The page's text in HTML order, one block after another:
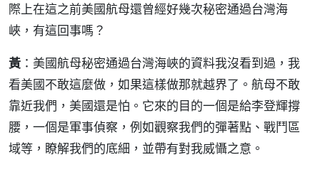
際上在這之前美國航母還曾經好幾次秘密通過台灣海
峽，有這回事嗎？
黃 ：美國航母秘密通過台灣海峽的資料我沒看到過，我
看美國不敢這麼做，如果這樣做那就越界了。航母不敢
靠近我們，美國還是怕。它來的目的一個是給李登輝撐
腰，一個是軍事偵察，例如觀察我們的彈著點、戰鬥區
域等，瞭解我們的底細，並帶有對我威懾之意。